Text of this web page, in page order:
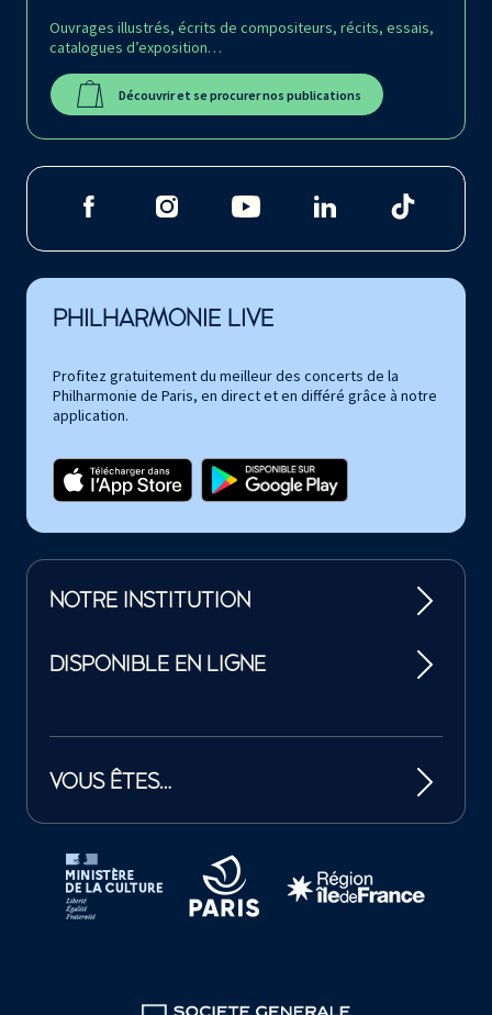
Ouvrages illustrés, écrits de compositeurs, récits, essais,
catalogues d’exposition…
Découvrir et se procurer nos publications
PHILHARMONIE LIVE
Profitez gratuitement du meilleur des concerts de la
Philharmonie de Paris, en direct et en différé grâce à notre
application.
NOTRE INSTITUTION
DISPONIBLE EN LIGNE
VOUS ÊTES…
Tutelles et mécènes de la Philharmonie de Paris